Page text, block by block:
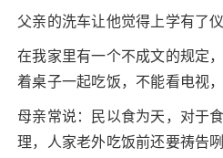
父亲的洗车让他觉得上学有了
在我家里有一个不成文的规定
着桌子一起吃饭，不能看电视
母亲常说：民以食为天，对于
理，人家老外吃饭前还要祷告